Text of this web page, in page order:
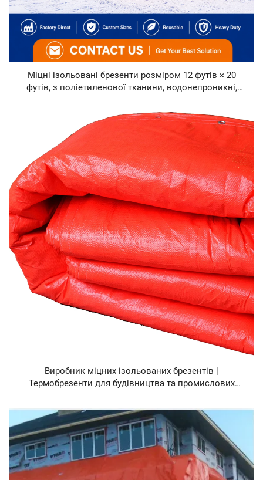
Міцні ізольовані брезенти розміром 12 футів × 20
футів, з поліетиленової тканини, водонепроникні,
умов експлуатації на будівельних об’єктах
Виробник міцних ізольованих брезентів |
Термобрезенти для будівництва та промислових